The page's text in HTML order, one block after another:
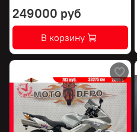
249000 руб
В корзину